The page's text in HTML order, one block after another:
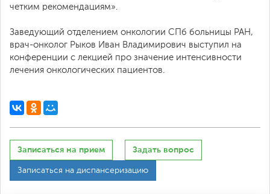
четким рекомендациям».
Заведующий отделением онкологии СПб больницы РАН,
врач-онколог Рыков Иван Владимирович выступил на
конференции с лекцией про значение интенсивности
лечения онкологических пациентов.
Записаться на прием Задать вопрос
Записаться на диспансеризацию